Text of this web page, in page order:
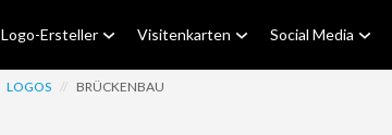
Logo-Ersteller Visitenkarten Social Media
LOGOS // BRÜCKENBAU